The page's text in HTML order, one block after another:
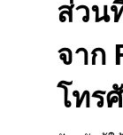
ส่วน
จาก
โทร